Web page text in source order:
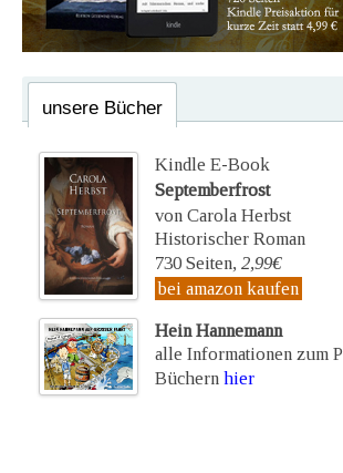
unsere Bücher
Kindle E-Book
Septemberfrost
von Carola Herbst
Historischer Roman
730 Seiten, 2,99€
bei amazon kaufen
Hein Hannemann
alle Informationen zum
Büchern hier